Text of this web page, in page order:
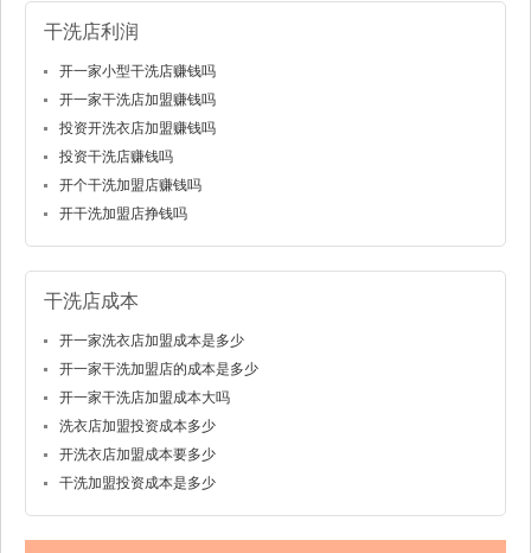
干洗店利润
开一家小型干洗店赚钱吗
开一家干洗店加盟赚钱吗
投资开洗衣店加盟赚钱吗
投资干洗店赚钱吗
开个干洗加盟店赚钱吗
开干洗加盟店挣钱吗
干洗店成本
开一家洗衣店加盟成本是多少
开一家干洗加盟店的成本是多少
开一家干洗店加盟成本大吗
洗衣店加盟投资成本多少
开洗衣店加盟成本要多少
干洗加盟投资成本是多少